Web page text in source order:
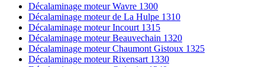
Décalaminage moteur Wavre 1300
Décalaminage moteur de La Hulpe 1310
Décalaminage moteur Incourt 1315
Décalaminage moteur Beauvechain 1320
Décalaminage moteur Chaumont Gistoux 1325
Décalaminage moteur Rixensart 1330